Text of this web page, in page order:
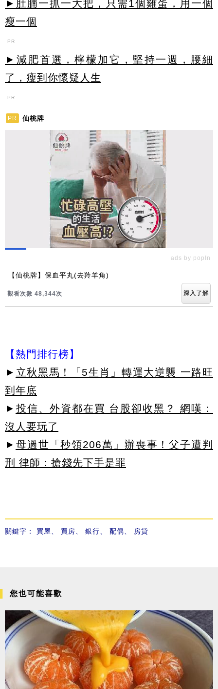
►肚腩一抓一大把，只需1個雞蛋，用一個
瘦一個
PR
►減肥首選，檸檬加它，堅持一週，腰細
了，瘦到你懷疑人生
PR
PR 仙桃牌
ads by popIn
【仙桃牌】保血平丸(去羚羊角)
觀看次數 48,349次 深入了解
【熱門排行榜】
► 立秋黑馬！「5生肖」轉運大逆襲 一路旺
到年底
► 投信、外資都在買 台股卻收黑？ 網嘆：
沒人要玩了
► 母過世「秒領206萬」辦喪事！父子遭判
刑 律師：搶錢先下手是罪
關鍵字： 買屋、 買房、 銀行、 配偶、 房貸
您也可能喜歡